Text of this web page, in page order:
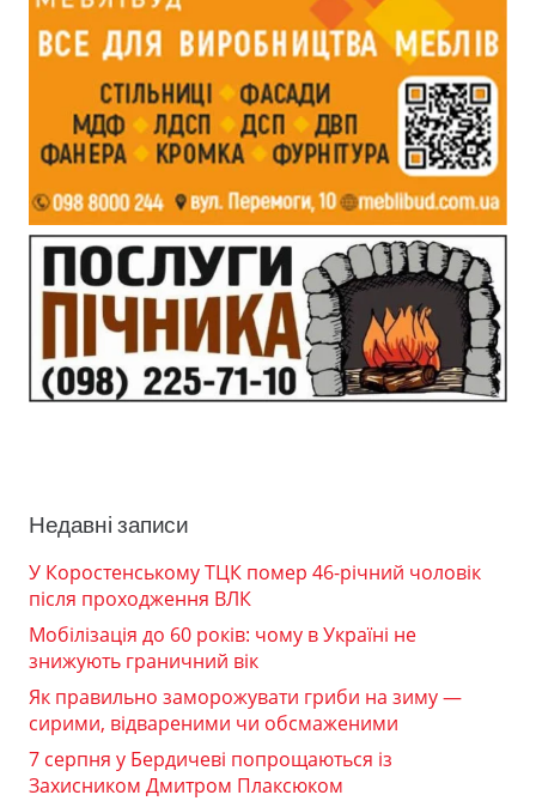
Недавні записи
У Коростенському ТЦК помер 46-річний чоловік
після проходження ВЛК
Мобілізація до 60 років: чому в Україні не
знижують граничний вік
Як правильно заморожувати гриби на зиму —
сирими, відвареними чи обсмаженими
7 серпня у Бердичеві попрощаються із
Захисником Дмитром Плаксюком